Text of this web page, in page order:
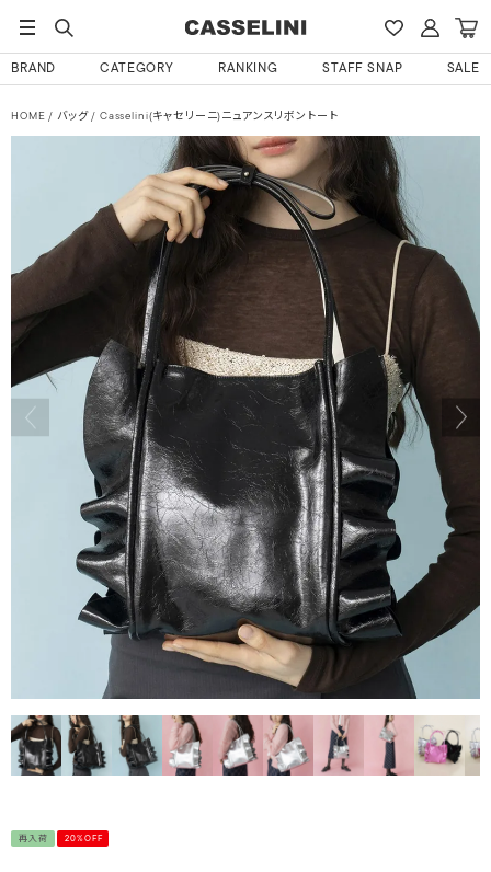
BRAND CATEGORY RANKING STAFF SNAP SALE
HOME バッグ Casselini(キャセリーニ)ニュアンスリボントート
再入荷 20%OFF